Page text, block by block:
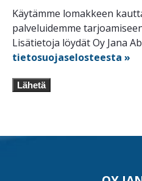
Käytämme lomakkeen
palveluidemme
Lisätietoja löydät Oy Jana
tietosuojaselosteesta »
Lähetä